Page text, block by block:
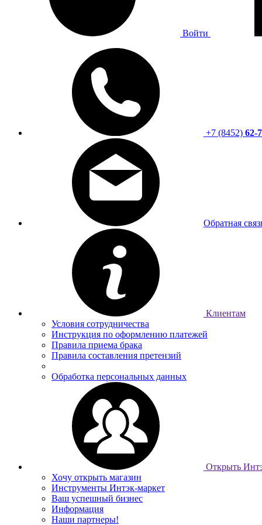
Войти
+7 (8452) 62-
Обратная
Клиентам
Условия сотрудничества
Инструкция по оформлению платежей
Правила приема брака
Правила составления претензий
Обработка персональных данных
Открыть
Хочу открыть магазин
Инструменты Интэк-маркет
Ваш успешный бизнес
Информация
Наши партнеры!